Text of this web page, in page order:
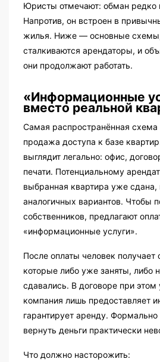
Юристы отмечают: обман редко
Напротив, он встроен в
жилья. Ниже — основные
сталкиваются арендаторы, и
они продолжают работать.
«Информационные
вместо реальной
Самая распространённая
продажа доступа к базе
выглядит легально: офис,
печати. Потенциальному
выбранная квартира уже сдана,
аналогичных вариантов. Чтобы
собственников, предлагают
«информационные услуги».
После оплаты человек получает
которые либо уже заняты, либо
сдавались. В договоре при этом
компания лишь предоставляет
гарантирует аренду. Формально
вернуть деньги практически
Что должно насторожить: